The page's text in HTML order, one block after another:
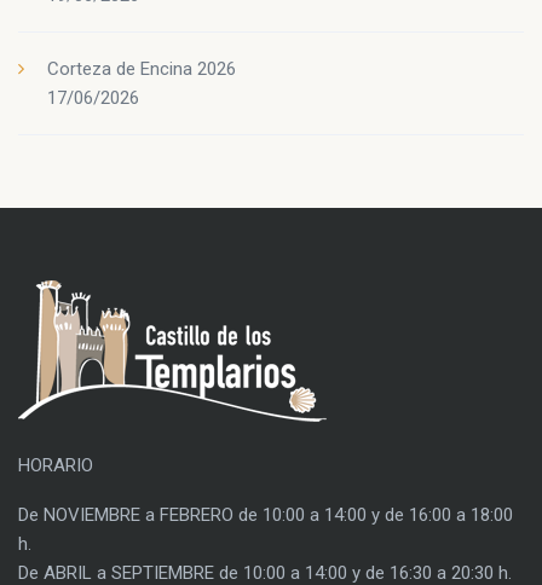
Corteza de Encina 2026
17/06/2026
HORARIO
De NOVIEMBRE a FEBRERO de 10:00 a 14:00 y de 16:00 a 18:00
h.
De ABRIL a SEPTIEMBRE de 10:00 a 14:00 y de 16:30 a 20:30 h.